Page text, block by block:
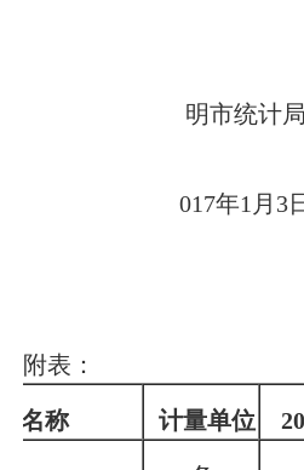
明市统计局
017年1 月 3
附表：
名称 计量单位